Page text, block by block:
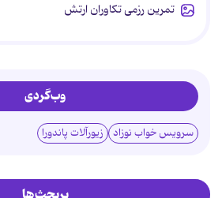
تمرین رزمی تکاوران ارتش
وب‌گردی
سرویس خواب نوزاد زیورآلات پاندورا